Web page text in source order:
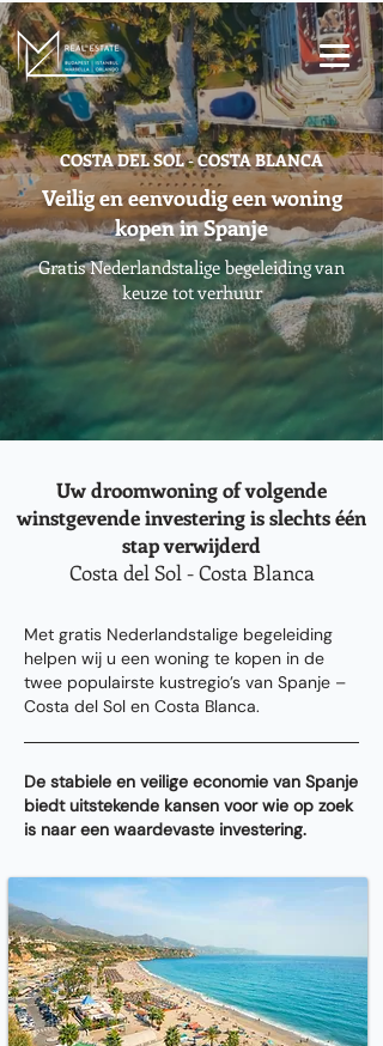
COSTA DEL SOL - COSTA BLANCA
Veilig en eenvoudig een woning
kopen in Spanje
Gratis Nederlandstalige begeleiding van
keuze tot verhuur
Uw droomwoning of volgende
winstgevende investering is slechts één
stap verwijderd
Costa del Sol - Costa Blanca
Met gratis Nederlandstalige begeleiding
helpen wij u een woning te kopen in de
twee populairste kustregio’s van Spanje –
Costa del Sol en Costa Blanca.
De stabiele en veilige economie van Spanje
biedt uitstekende kansen voor wie op zoek
is naar een waardevaste investering.